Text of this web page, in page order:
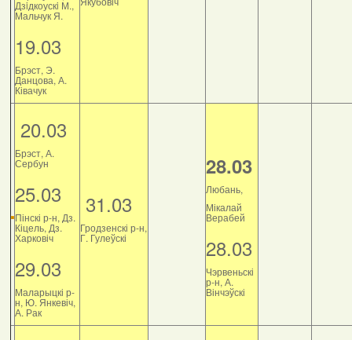
Дзiдкоускi М.,
Мальчук Я.
19.03
Брэст, Э.
Данцова, А.
Ківачук
20.03
Брэст, А.
Сербун
25.03
Пінскі р-н, Дз.
Кіцель, Дз.
Харковіч
29.03
Маларыцкі р-
н, Ю. Янкевіч,
А. Рак
31.03
Гродзенскі р-н,
Г. Гулеўскі
28.03
Любань,
Мікалай
Верабей
28.03
Чэрвеньскі
р-н, А.
Вінчэўскі